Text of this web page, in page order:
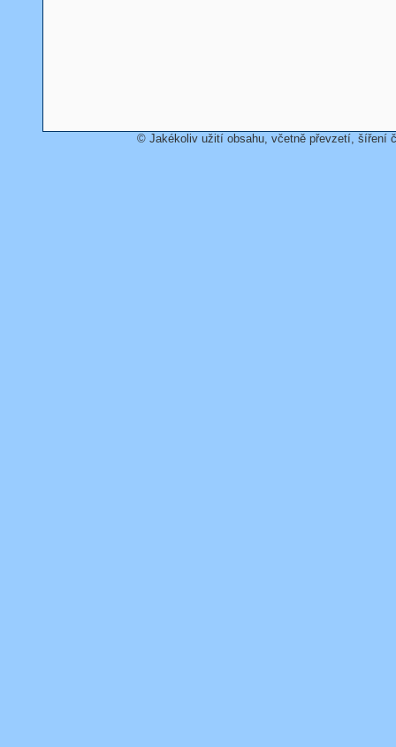
© Jakékoliv užití obsahu, včetně převzetí, šíření